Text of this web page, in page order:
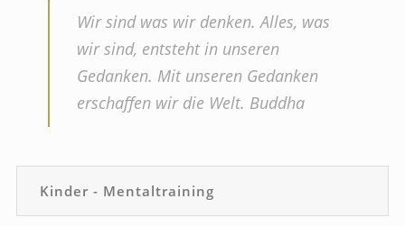
Wir sind was wir denken. Alles, was
wir sind, entsteht in unseren
Gedanken. Mit unseren Gedanken
erschaffen wir die Welt. Buddha
Kinder - Mentaltraining